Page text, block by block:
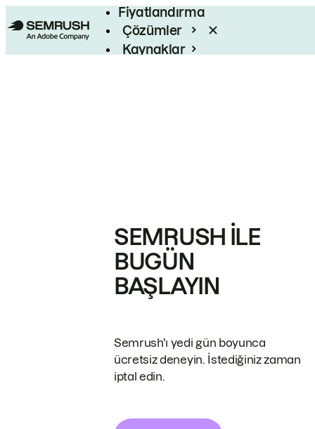
Fiyatlandırma
Çözümler
Kaynaklar
SEMRUSH ILE
BUGÜN
BAŞLAYIN
Semrush'ı yedi gün boyunca
ücretsiz deneyin. İstediğiniz zaman
iptal edin.